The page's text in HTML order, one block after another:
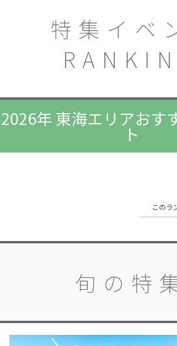
特集イベ
2026年 東海エリアおす
ト
このラ
旬の特